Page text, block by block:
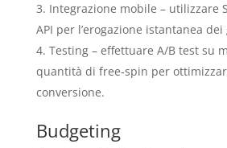
Integrazione mobile – utilizzare
API per l’erogazione istantanea dei
Testing – effettuare A/B test su
quantità di free‑spin per
conversione.
Budgeting